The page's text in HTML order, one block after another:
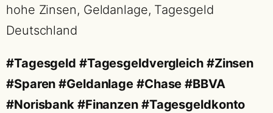
hohe Zinsen, Geldanlage, Tagesgeld
Deutschland
#Tagesgeld #Tagesgeldvergleich #Zinsen
#Sparen #Geldanlage #Chase #BBVA
#Norisbank #Finanzen #Tagesgeldkonto